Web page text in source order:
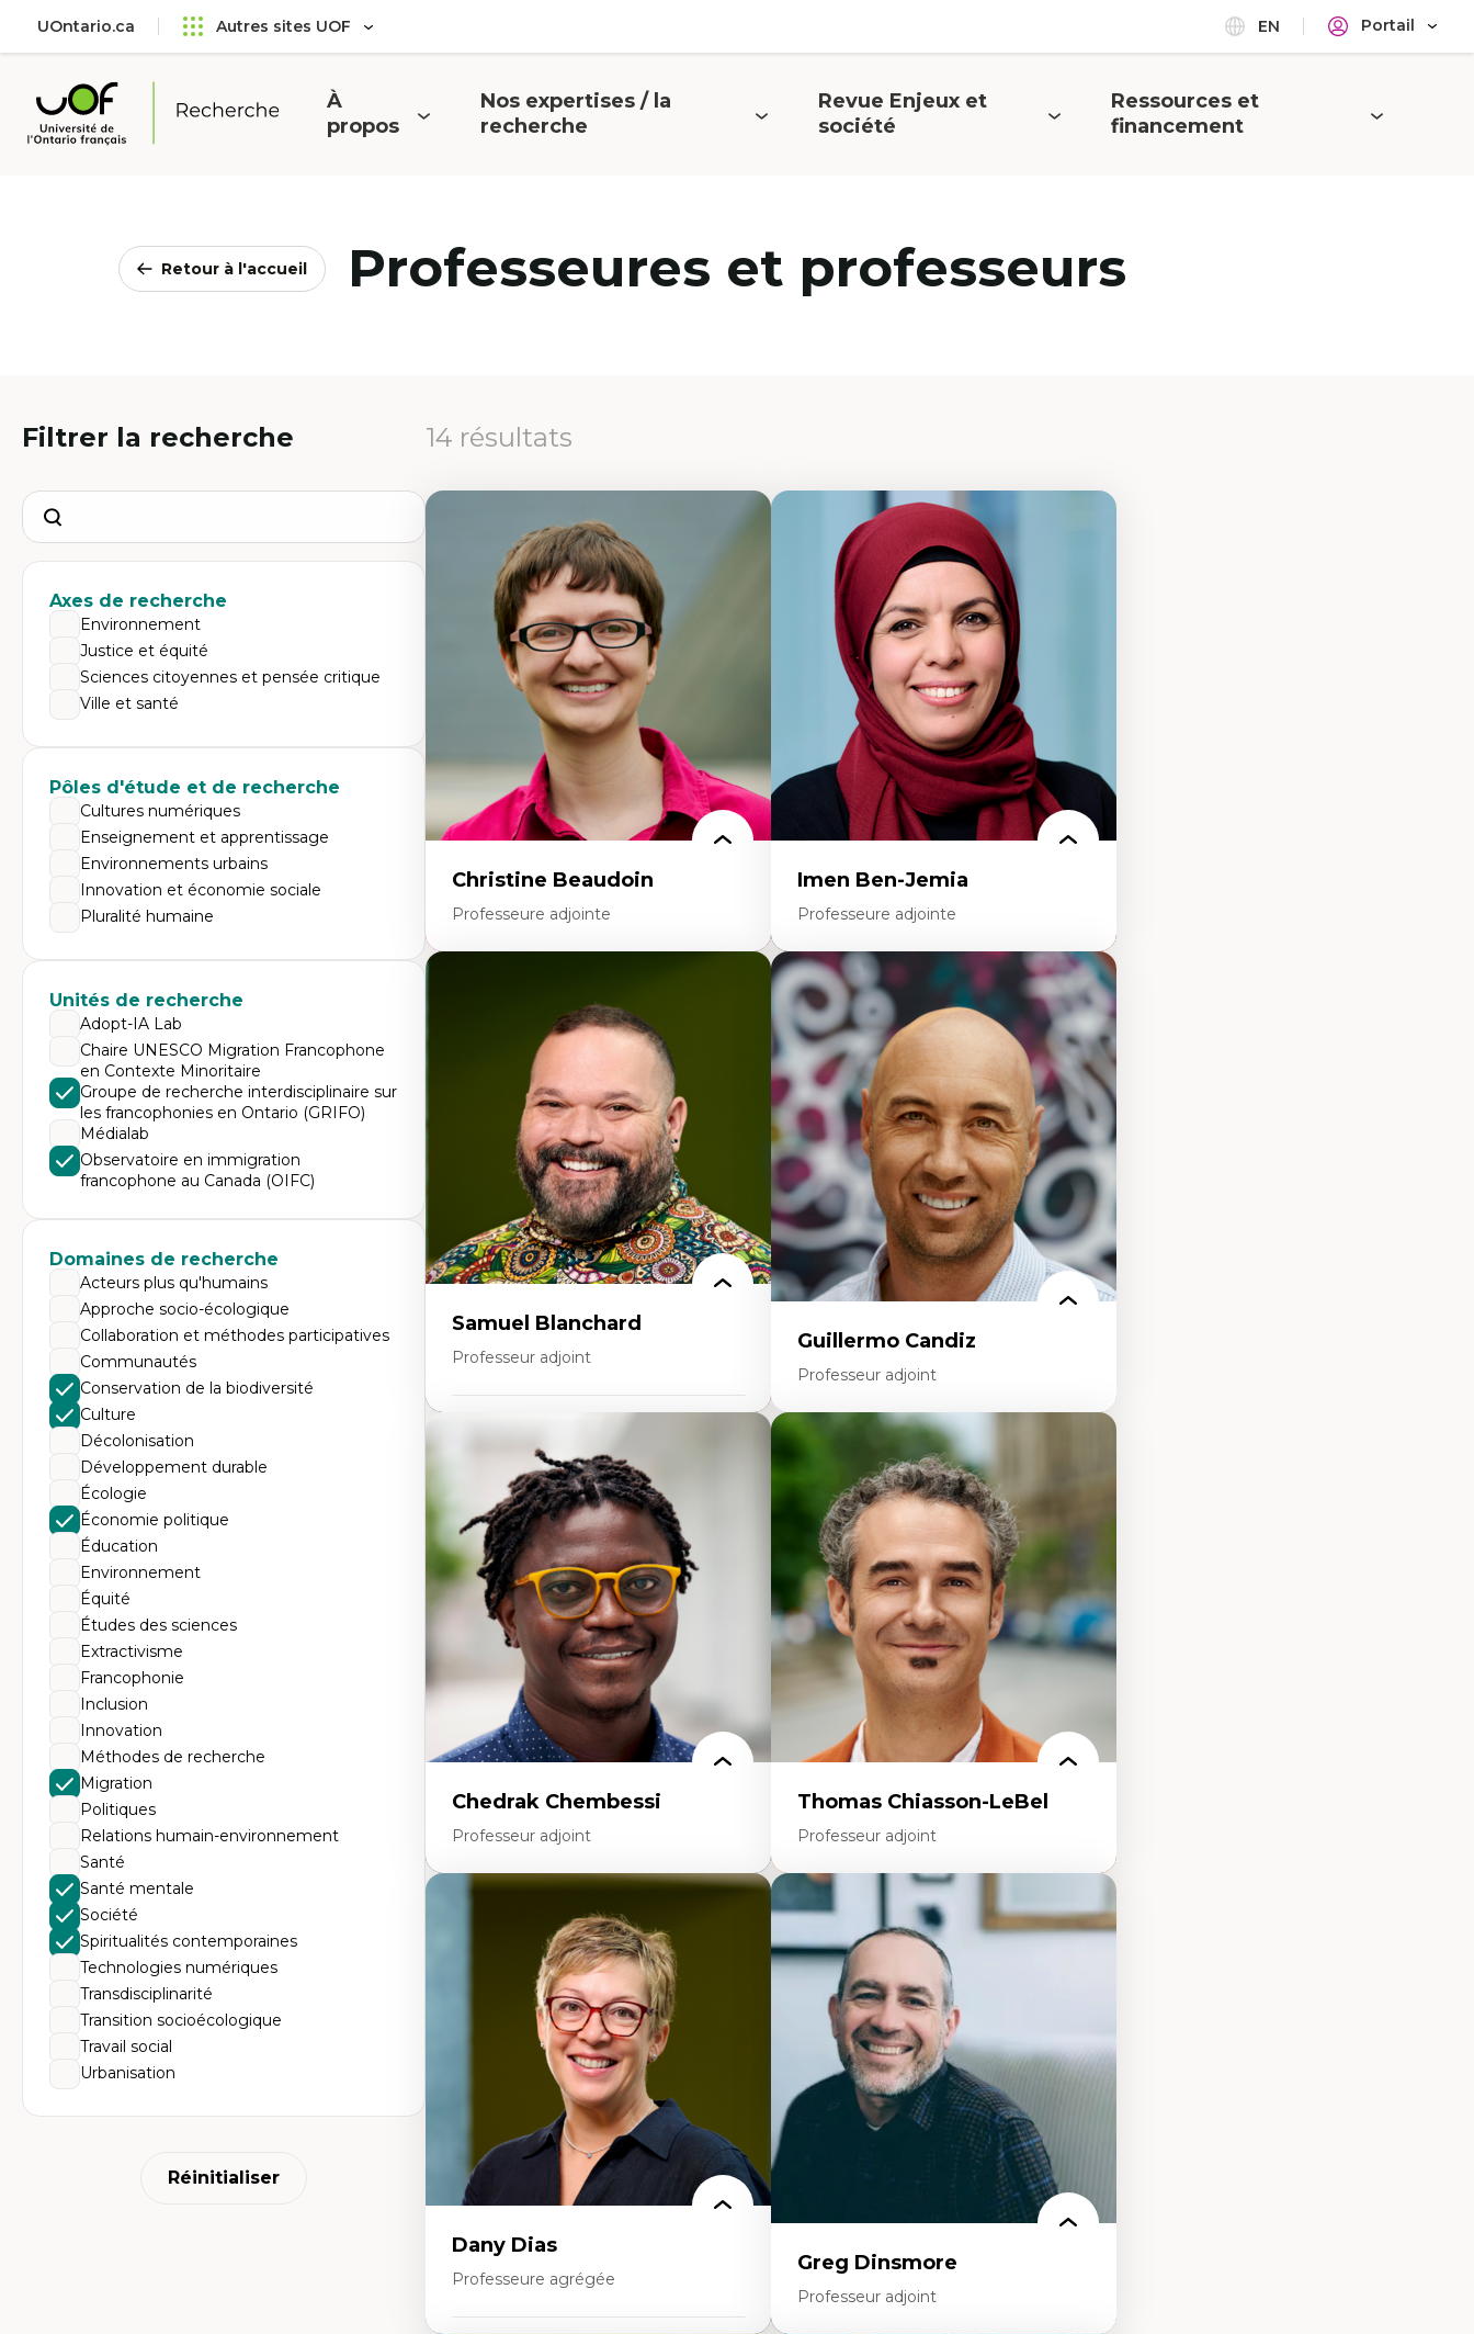
principal
UOntario.ca Autres sites UOF EN Portail
Université
Ouvrir
À
propos
Ouvrir
Nos expertises / la
recherche
Ouvrir
Revue Enjeux et
société
Ouvrir
Ressources et
financement
Retour à l'accueil Professeures et professeurs
Filtrer la recherche
Search
Axes de recherche
Environnement
Justice et équité
Sciences citoyennes et pensée critique
Ville et santé
Pôles d'étude et de recherche
Cultures numériques
Enseignement et apprentissage
Environnements urbains
Innovation et économie sociale
Pluralité humaine
Unités de recherche
Adopt-IA Lab
Chaire UNESCO Migration Francophone
en Contexte Minoritaire
Groupe de recherche interdisciplinaire sur
les francophonies en Ontario (GRIFO)
Médialab
Observatoire en immigration
francophone au Canada (OIFC)
Domaines de recherche
Acteurs plus qu'humains
Approche socio-écologique
Collaboration et méthodes participatives
Communautés
Conservation de la biodiversité
Culture
Décolonisation
Développement durable
Écologie
Économie politique
Éducation
Environnement
Équité
Études des sciences
Extractivisme
Francophonie
Inclusion
Innovation
Méthodes de recherche
Migration
Politiques
Relations humain-environnement
Santé
Santé mentale
Société
Spiritualités contemporaines
Technologies numériques
Transdisciplinarité
Transition socioécologique
Travail social
Urbanisation
Réinitialiser
14 résultats
Christine Beaudoin
Professeure adjointe
Méthodes de recherche
Acteurs plus qu'humains
Approches socio-écologiques
Conservation de la biodiversité
Collaboration et méthodes participatives
Études des sciences
Relations humain-environnement
Transdisciplinarité
Imen Ben-Jemia
Professeure adjointe
Expertises
Discours sur la ville et représentations
Mosquées, formes et usages au Canada
Reconnaissance et représentations des
communautés immigrantes dans l'espace
urbain
Design architectural et urbain
Patrimoine et patrimonialisation
Études postcoloniales et décolonisation des
savoirs
Samuel Blanchard
Professeur adjoint
Didactique des sciences – processus
d’enquête et culture scientifique
Éducation en milieu minoritaire –
construction identitaire et conscience
critique
Technologies éducatives – ludification et
programmation pédagogique
La langue dans toutes les matières –
environnement discursif et langage
scientifique
Guillermo Candiz
Professeur adjoint
Trajectoires migratoires
Migrations forcées
Études des frontières; Enjeux géopolitiques
des migrations
Politiques migratoires
Réfugiés
Demandeurs d’asile
Migrations irrégulières
Migrations temporaires
Migration et changement climatique
Migration et développement
Chedrak Chembessi
Professeur adjoint
Économie circulaire
Modèles d’affaires durables
Histoire des faits économiques
Gestion durable des ressources naturelles
Écologie industrielle
Aménagement durable du territoire
Développement régional
Coopératives
Télétravail en milieu rural francophone
Transition socio-écologique
Thomas Chiasson-LeBel
Professeur adjoint
Expertises
Théories du développement
Économie politique comparée
Élites économiques
Sociologie économique
Extractivisme
Classes sociales
Mouvements sociaux
Théories de l’État
Dany Dias
Professeure agrégée
Greg Dinsmore
Professeur adjoint